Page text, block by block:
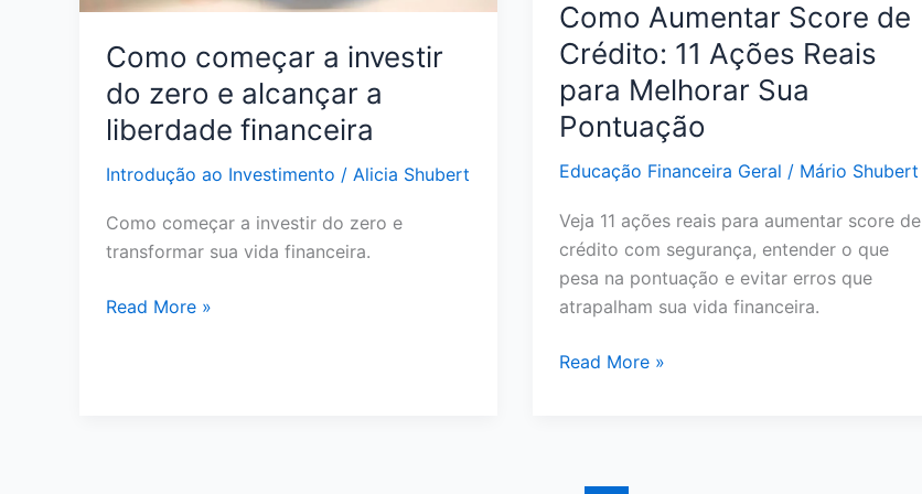
2026?
Como começar a investir
do zero e alcançar a
liberdade financeira
Introdução ao Investimento / Alicia Shubert
Como começar a investir do zero e
transformar sua vida financeira.
Como
Read More »
Como Aumentar Score de
Crédito: 11 Ações Reais
para Melhorar Sua
Pontuação
Educação Financeira Geral / Mário Shubert
Veja 11 ações reais para aumentar score de
crédito com segurança, entender o que
pesa na pontuação e evitar erros que
atrapalham sua vida financeira.
Como
Read More »